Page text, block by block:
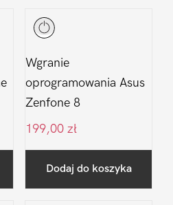
Wgranie
oprogramowania Asus
Zenfone 8
199,00 zł
Dodaj do koszyka